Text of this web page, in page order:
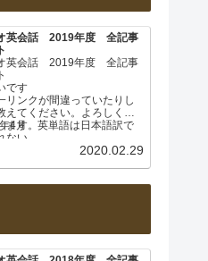
英会話 2019年度 全記事
英会話 2019年度 全記事
です
リンクが間違っていたりし
えてください。よろしくお
ます。
4月 英単語は日本語訳で
ない
2020.02.29